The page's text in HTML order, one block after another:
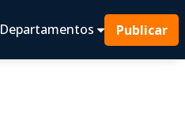
Departamentos Publicar